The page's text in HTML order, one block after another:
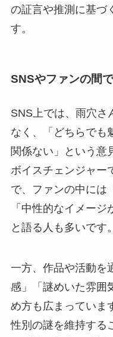
の証言や推測に基づ
す。
SNSやファンの間
SNS上では、雨穴さ
なく、「どちらでも
関係ない」という意
ボイスチェンジャー
で、ファンの中には
「中性的なイメージ
と語る人も多いです。
一方、作品や活動を
感」「謎めいた雰囲
め方も広まっていま
性別の謎を維持する